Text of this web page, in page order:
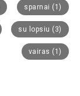
sparnai (1)
su lopsiu (3)
vairas (1)